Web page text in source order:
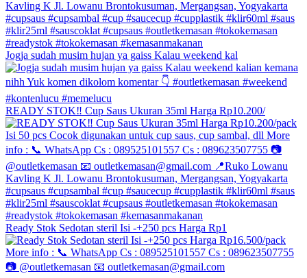
Jogja sudah musim hujan ya gaiss Kalau weekend kal
READY STOK‼️ Cup Saus Ukuran 35ml Harga Rp10.200/
Ready Stok Sedotan steril Isi -+250 pcs Harga Rp1